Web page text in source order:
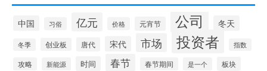
中国 习俗 亿元 价格 元宵节 公司 冬天
冬季 创业板 唐代 宋代 市场 投资者 指数
攻略 新能源 时间 春节 春节期间 是一个 板块